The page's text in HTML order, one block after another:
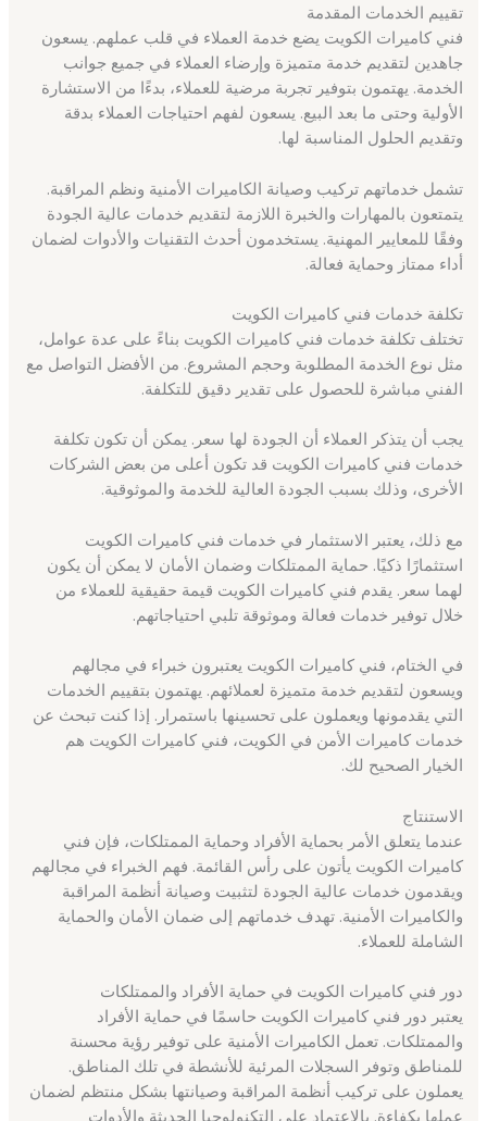
تقييم الخدمات المقدمة
فني كاميرات الكويت يضع خدمة العملاء في قلب عملهم. يسعون
جاهدين لتقديم خدمة متميزة وإرضاء العملاء في جميع جوانب
الخدمة. يهتمون بتوفير تجربة مرضية للعملاء، بدءًا من الاستشارة
الأولية وحتى ما بعد البيع. يسعون لفهم احتياجات العملاء بدقة
وتقديم الحلول المناسبة لها.
تشمل خدماتهم تركيب وصيانة الكاميرات الأمنية ونظم المراقبة.
يتمتعون بالمهارات والخبرة اللازمة لتقديم خدمات عالية الجودة
وفقًا للمعايير المهنية. يستخدمون أحدث التقنيات والأدوات لضمان
أداء ممتاز وحماية فعالة.
تكلفة خدمات فني كاميرات الكويت
تختلف تكلفة خدمات فني كاميرات الكويت بناءً على عدة عوامل،
مثل نوع الخدمة المطلوبة وحجم المشروع. من الأفضل التواصل مع
الفني مباشرة للحصول على تقدير دقيق للتكلفة.
يجب أن يتذكر العملاء أن الجودة لها سعر. يمكن أن تكون تكلفة
خدمات فني كاميرات الكويت قد تكون أعلى من بعض الشركات
الأخرى، وذلك بسبب الجودة العالية للخدمة والموثوقية.
مع ذلك، يعتبر الاستثمار في خدمات فني كاميرات الكويت
استثمارًا ذكيًا. حماية الممتلكات وضمان الأمان لا يمكن أن يكون
لهما سعر. يقدم فني كاميرات الكويت قيمة حقيقية للعملاء من
خلال توفير خدمات فعالة وموثوقة تلبي احتياجاتهم.
في الختام، فني كاميرات الكويت يعتبرون خبراء في مجالهم
ويسعون لتقديم خدمة متميزة لعملائهم. يهتمون بتقييم الخدمات
التي يقدمونها ويعملون على تحسينها باستمرار. إذا كنت تبحث عن
خدمات كاميرات الأمن في الكويت، فني كاميرات الكويت هم
الخيار الصحيح لك.
الاستنتاج
عندما يتعلق الأمر بحماية الأفراد وحماية الممتلكات، فإن فني
كاميرات الكويت يأتون على رأس القائمة. فهم الخبراء في مجالهم
ويقدمون خدمات عالية الجودة لتثبيت وصيانة أنظمة المراقبة
والكاميرات الأمنية. تهدف خدماتهم إلى ضمان الأمان والحماية
الشاملة للعملاء.
دور فني كاميرات الكويت في حماية الأفراد والممتلكات
يعتبر دور فني كاميرات الكويت حاسمًا في حماية الأفراد
والممتلكات. تعمل الكاميرات الأمنية على توفير رؤية محسنة
للمناطق وتوفر السجلات المرئية للأنشطة في تلك المناطق.
يعملون على تركيب أنظمة المراقبة وصيانتها بشكل منتظم لضمان
عملها بكفاءة. بالاعتماد على التكنولوجيا الحديثة والأدوات